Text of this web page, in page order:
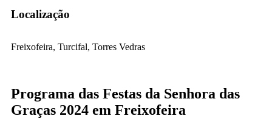
Localização
Freixofeira, Turcifal, Torres Vedras
Programa das Festas da Senhora das
Graças 2024 em Freixofeira